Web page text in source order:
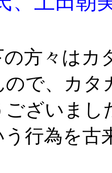
の方々はカ
ので、カタ
ざいまし
行為を古